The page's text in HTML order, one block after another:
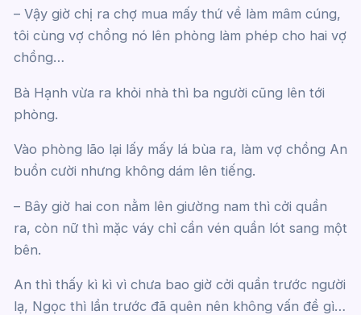
– Vậy giờ chị ra chợ mua mấy thứ về làm mâm cúng,
tôi cùng vợ chồng nó lên phòng làm phép cho hai vợ
chồng…
Bà Hạnh vừa ra khỏi nhà thì ba người cũng lên tới
phòng.
Vào phòng lão lại lấy mấy lá bùa ra, làm vợ chồng An
buồn cười nhưng không dám lên tiếng.
– Bây giờ hai con nằm lên giường nam thì cởi quần
ra, còn nữ thì mặc váy chỉ cần vén quần lót sang một
bên.
An thì thấy kì kì vì chưa bao giờ cởi quần trước người
lạ, Ngọc thì lần trước đã quên nên không vấn đề gì…